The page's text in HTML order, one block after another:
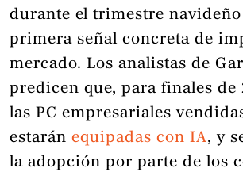
durante el trimestre navideño
primera señal concreta de
mercado. Los analistas de
predicen que, para finales de
las PC empresariales
estarán equipadas con IA, y
la adopción por parte de los